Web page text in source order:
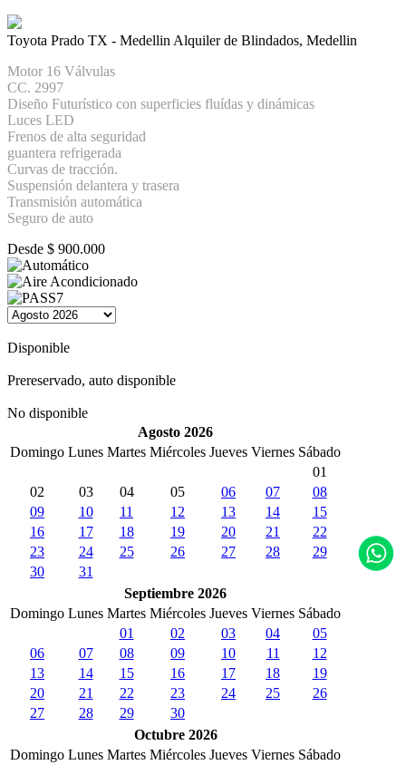
Toyota Prado TX - Medellin Alquiler de Blindados, Medellin
Motor 16 Válvulas
CC. 2997
Diseño Futurístico con superficies fluídas y dinámicas
Luces LED
Frenos de alta seguridad
guantera refrigerada
Curvas de tracción.
Suspensión delantera y trasera
Transmisión automática
Seguro de auto
Desde $ 900.000
Disponible
Prereservado, auto disponible
No disponible
Agosto 2026
Domingo Lunes Martes Miércoles Jueves Viernes Sábado
01
02
03 04 05 06 07
08
09
10 11 12 13 14
15
16
17 18 19 20 21
22
23
24 25 26 27 28
29
30
31
Septiembre 2026
Domingo Lunes Martes Miércoles Jueves Viernes Sábado
01
02 03 04
05
06
07 08 09 10 11
12
13
14 15 16 17 18
19
20
21 22 23 24 25
26
27
28 29
30
Octubre 2026
Domingo Lunes Martes Miércoles Jueves Viernes Sábado